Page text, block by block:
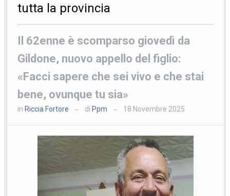
tutta la provincia
Il 62enne è scomparso giovedì da
Gildone, nuovo appello del figlio:
«Facci sapere che sei vivo e che stai
bene, ovunque tu sia»
in Riccia Fortore — di Ppm — 18 Novembre 2025